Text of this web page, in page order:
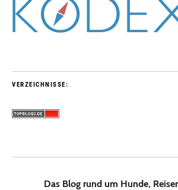
VERZEICHNISSE:
Das Blog rund um Hunde,